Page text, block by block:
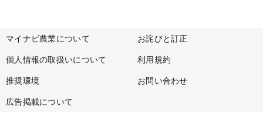
マイナビ農業について お詫びと訂正
個人情報の取扱いについて 利用規約
推奨環境 お問い合わせ
広告掲載について